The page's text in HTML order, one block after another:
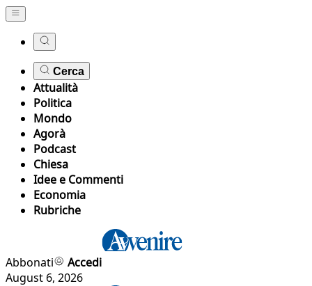
Cerca
Attualità
Politica
Mondo
Agorà
Podcast
Chiesa
Idee e Commenti
Economia
Rubriche
Abbonati
Accedi
August 6, 2026